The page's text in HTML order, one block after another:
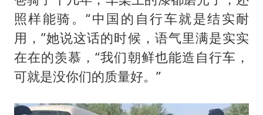
照样能骑。“中国的自行车就是结实耐
用，”她说这话的时候，语气里满是实实
在在的羡慕，“我们朝鲜也能造自行车，
可就是没你们的质量好。”